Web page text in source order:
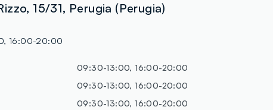
loyalty.euro.points
loyalty.guest.discoverpagelink
15/31, Perugia (Perugia)
16:00-20:00
09:30-13:00, 16:00-20:00
09:30-13:00, 16:00-20:00
09:30-13:00, 16:00-20:00